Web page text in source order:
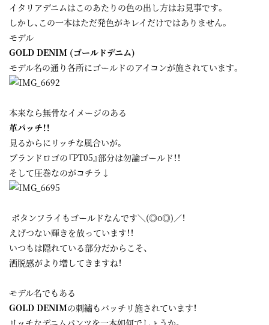
イタリアデニムはこのあたりの色の出し方はお見事です。
しかし、この一本はただ発色がキレイだけではありません。
モデル
GOLD DENIM (ゴールドデニム)
モデル名の通り各所にゴールドのアイコンが施されています。
本来なら無骨なイメージのある
革パッチ！！
見るからにリッチな風合いが。
ブランドロゴの『PT05』部分は勿論ゴールド！！
そして圧巻なのがコチラ↓
ボタンフライもゴールドなんです＼(◎o◎)／！
えげつない輝きを放っています！！
いつもは隠れている部分だからこそ、
洒脱感がより増してきますね！
モデル名でもある
GOLD DENIMの刺繡もバッチリ施されています！
リッチなデニムパンツを一本如何でしょうか。